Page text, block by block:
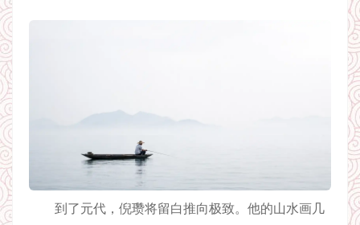
到了元代，倪瓒将留白推向极致。他的山水画几